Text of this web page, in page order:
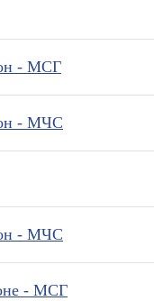
- МСГ
- МЧС
- МЧС
- МСГ